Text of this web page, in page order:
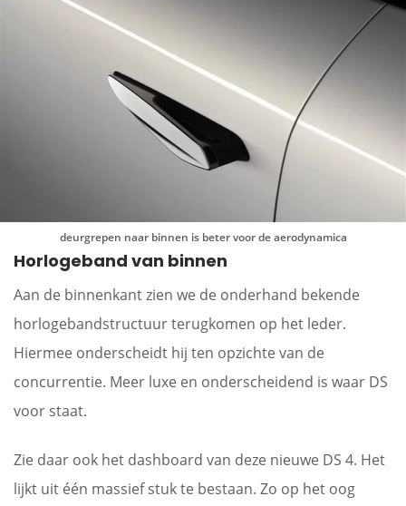
deurgrepen naar binnen is beter voor de aerodynamica
Horlogeband van binnen
Aan de binnenkant zien we de onderhand bekende
horlogebandstructuur terugkomen op het leder.
Hiermee onderscheidt hij ten opzichte van de
concurrentie. Meer luxe en onderscheidend is waar DS
voor staat.
Zie daar ook het dashboard van deze nieuwe DS 4. Het
lijkt uit één massief stuk te bestaan. Zo op het oog